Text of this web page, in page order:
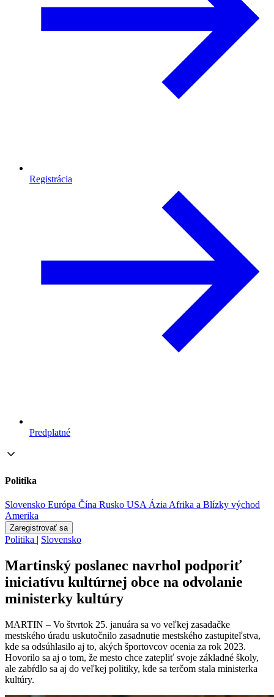
Registrácia
Predplatné
Politika
Slovensko Európa Čína Rusko USA ÁziaAfrika a Blízky východ
Amerika
Zaregistrovať sa
Politika | Slovensko
Martinský poslanec navrhol podporiť
iniciatívu kultúrnej obce na odvolanie
ministerky kultúry
MARTIN – Vo štvrtok 25. januára sa vo veľkej zasadačke
mestského úradu uskutočnilo zasadnutie mestského zastupiteľstva,
kde sa odsúhlasilo aj to, akých športovcov ocenia za rok 2023.
Hovorilo sa aj o tom, že mesto chce zatepliť svoje základné školy,
ale zabŕdlo sa aj do veľkej politiky, kde sa terčom stala ministerka
kultúry.